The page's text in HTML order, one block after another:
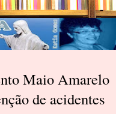
Maio Amarelo
de acidentes